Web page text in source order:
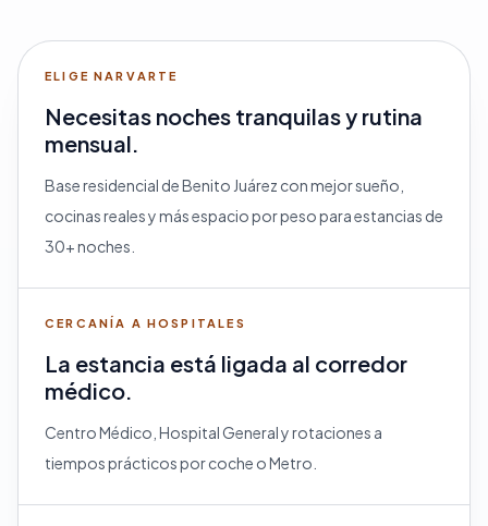
ELIGE NARVARTE
Necesitas noches tranquilas y rutina
mensual.
Base residencial de Benito Juárez con mejor sueño,
cocinas reales y más espacio por peso para estancias de
30+ noches.
CERCANÍA A HOSPITALES
La estancia está ligada al corredor
médico.
Centro Médico, Hospital General y rotaciones a
tiempos prácticos por coche o Metro.